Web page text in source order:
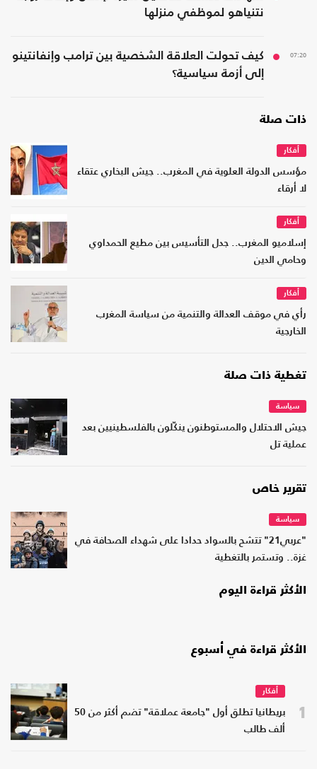
نتنياهو لموظفي منزلها
07:20
كيف تحولت العلاقة الشخصية بين ترامب وإنفانتينو
إلى أزمة سياسية؟
ذات صلة
أفكار
مؤسس الدولة العلوية في المغرب.. جيش البخاري عتقاء
لا أرقاء
أفكار
إسلاميو المغرب.. جدل التأسيس بين مطيع الحمداوي
وحامي الدين
أفكار
رأي في موقف العدالة والتنمية من سياسة المغرب
الخارجية
تغطية ذات صلة
سياسة
جيش الاحتلال والمستوطنون ينكّلون بالفلسطينيين بعد
عملية تل
تقرير خاص
سياسة
"عربي21" تتشح بالسواد حدادا على شهداء الصحافة في
غزة.. وتستمر بالتغطية
الأكثر قراءة اليوم
الأكثر قراءة في أسبوع
1
أفكار
بريطانيا تطلق أول "جامعة عملاقة" تضم أكثر من 50
ألف طالب